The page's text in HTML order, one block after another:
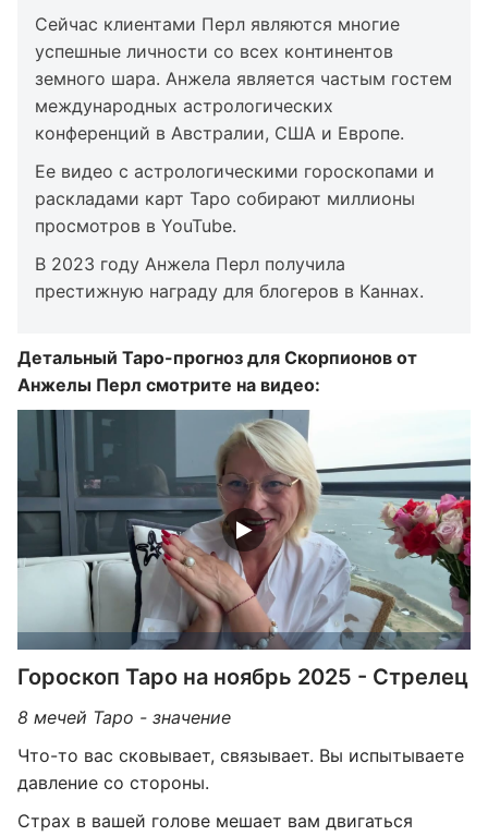
Сейчас клиентами Перл являются многие
успешные личности со всех континентов
земного шара. Анжела является частым гостем
международных астрологических
конференций в Австралии, США и Европе.
Ее видео с астрологическими гороскопами и
раскладами карт Таро собирают миллионы
просмотров в YouTube.
В 2023 году Анжела Перл получила
престижную награду для блогеров в Каннах.
Детальный Таро-прогноз для Скорпионов от
Анжелы Перл смотрите на видео:
Гороскоп Таро на ноябрь 2025 - Стрелец
8 мечей Таро - значение
Что-то вас сковывает, связывает. Вы испытываете
давление со стороны.
Страх в вашей голове мешает вам двигаться